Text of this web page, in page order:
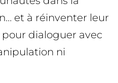
et à réinventer leur
dialoguer avec
ni